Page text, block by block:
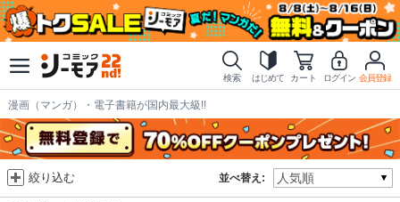
検索 はじめて カート ログイン 会員登録
漫画（マンガ）・電子書籍が国内最大級!!
並べ替え:
絞り込む